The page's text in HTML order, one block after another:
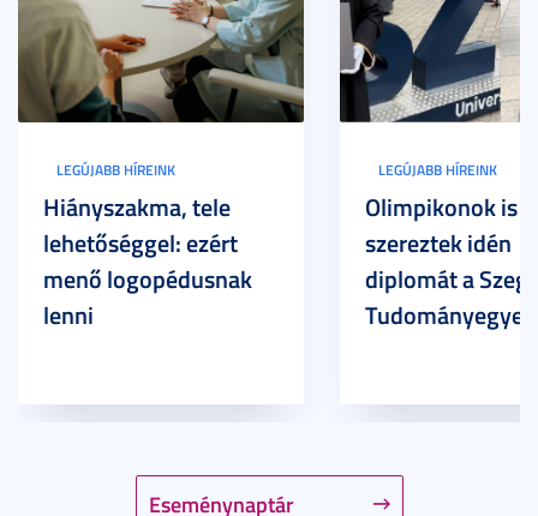
Eseménynaptár
LEGÚJABB HÍREINK
Hiányszakma, tele
lehetőséggel: ezért
menő logopédusnak
lenni
LEGÚJABB HÍREINK
Olimpikonok is
szereztek idén
diplomát a